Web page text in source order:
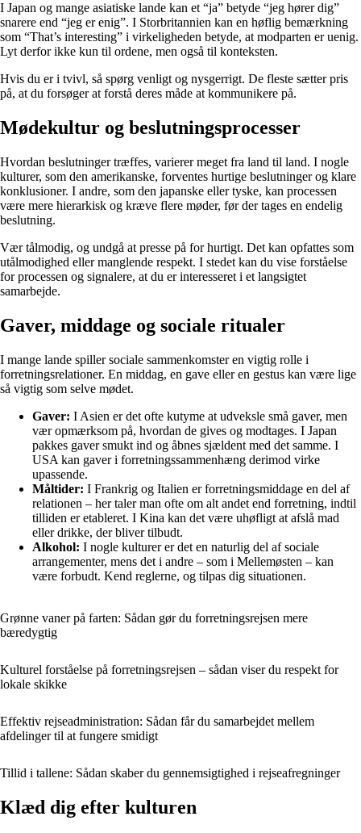
I Japan og mange asiatiske lande kan et “ja” betyde “jeg hører dig”
snarere end “jeg er enig”. I Storbritannien kan en høflig bemærkning
som “That’s interesting” i virkeligheden betyde, at modparten er uenig.
Lyt derfor ikke kun til ordene, men også til konteksten.
Hvis du er i tvivl, så spørg venligt og nysgerrigt. De fleste sætter pris
på, at du forsøger at forstå deres måde at kommunikere på.
Mødekultur og beslutningsprocesser
Hvordan beslutninger træffes, varierer meget fra land til land. I nogle
kulturer, som den amerikanske, forventes hurtige beslutninger og klare
konklusioner. I andre, som den japanske eller tyske, kan processen
være mere hierarkisk og kræve flere møder, før der tages en endelig
beslutning.
Vær tålmodig, og undgå at presse på for hurtigt. Det kan opfattes som
utålmodighed eller manglende respekt. I stedet kan du vise forståelse
for processen og signalere, at du er interesseret i et langsigtet
samarbejde.
Gaver, middage og sociale ritualer
I mange lande spiller sociale sammenkomster en vigtig rolle i
forretningsrelationer. En middag, en gave eller en gestus kan være lige
så vigtig som selve mødet.
Gaver: I Asien er det ofte kutyme at udveksle små gaver, men
vær opmærksom på, hvordan de gives og modtages. I Japan
pakkes gaver smukt ind og åbnes sjældent med det samme. I
USA kan gaver i forretningssammenhæng derimod virke
upassende.
Måltider: I Frankrig og Italien er forretningsmiddage en del af
relationen – her taler man ofte om alt andet end forretning, indtil
tilliden er etableret. I Kina kan det være uhøfligt at afslå mad
eller drikke, der bliver tilbudt.
Alkohol: I nogle kulturer er det en naturlig del af sociale
arrangementer, mens det i andre – som i Mellemøsten – kan
være forbudt. Kend reglerne, og tilpas dig situationen.
Grønne vaner på farten: Sådan gør du forretningsrejsen mere
bæredygtig
Kulturel forståelse på forretningsrejsen – sådan viser du respekt for
lokale skikke
Effektiv rejseadministration: Sådan får du samarbejdet mellem
afdelinger til at fungere smidigt
Tillid i tallene: Sådan skaber du gennemsigtighed i rejseafregninger
Klæd dig efter kulturen